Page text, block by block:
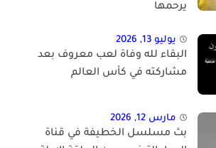
يرحمها
يوليو 13, 2026
البقاء لله وفاة لعب معروف بعد
مشاركته في كأس العالم
مارس 12, 2026
بث مسلسل الخطيفة في قناة